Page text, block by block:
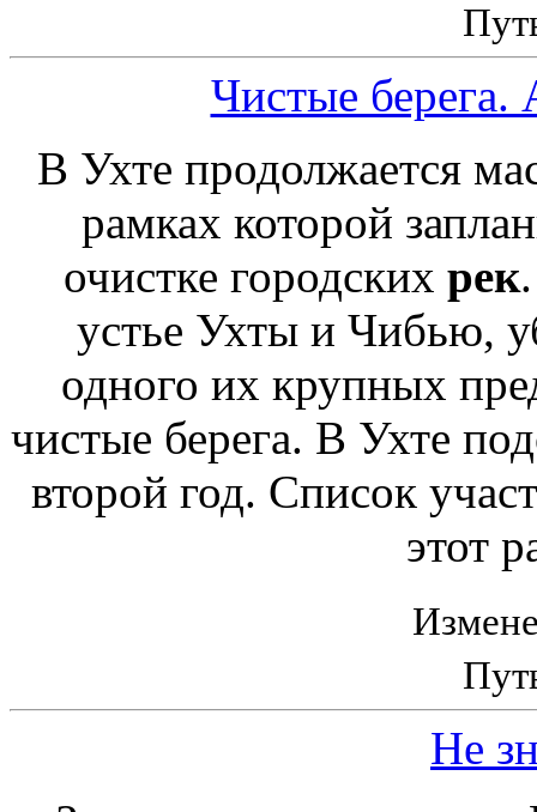
Чистые берега.
В Ухте продолжается
рамках которой
очистке городских рек
устье Ухты и Чибью,
одного их крупных
чистые берега. В Ухте
второй год. Список
этот
Не